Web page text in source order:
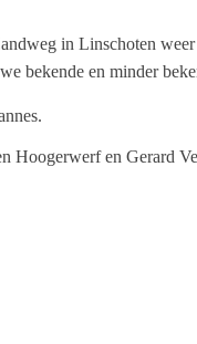
in Linschoten
bekende en minder
Hoogerwerf en Gerard